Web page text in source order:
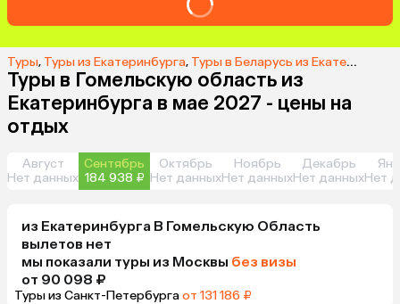
Туры, Туры из Екатеринбурга, Туры в Беларусь из Екатеринбурга
Туры в Гомельскую область из
Екатеринбурга в мае 2027 - цены на
отдых
Август
Нет данных
Сентябрь
184 938 ₽
Октябрь
Нет данных
Ноябрь
Нет данных
Декабрь
Нет данныхНет
из Екатеринбурга В Гомельскую Область
вылетов нет
мы показали туры из Москвы без визы
от 90 098 ₽
Туры из Санкт-Петербургаот 131 186 ₽